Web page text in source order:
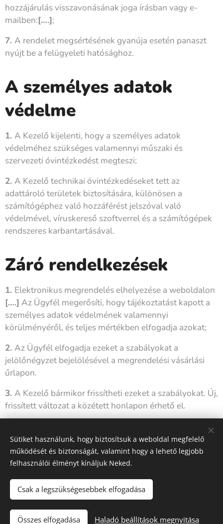
hozzájárulás visszavonásának joga írásban vagy e-
mailben:[….];
7. A rendelet megsértésének gyanúja esetén panaszt
nyújt be a felügyeleti hatósághoz.
A személyes adatok
védelme
1. A Kezelő kijelenti, hogy a személyes adatok
védelméhez szükséges valamennyi műszaki és
szervezeti óvintézkedést megteszi;
2. A Kezelő technikai óvintézkedéseket tett az
adattároló területek biztosítására, különösen a
számítógéphez való hozzáférést jelszóval való
védelmével, víruskereső szoftverrel és a számítógépek
rendszeres karbantartásával.
Záró rendelkezések
1. Elektronikus megrendelés elhelyezése a weboldalon
[….] Az Ügyfél megerősíti, hogy tájékoztatást kapott a
személyes adatok védelmének valamennyi
körülményéről, és teljes mértékben elfogadja azokat;
2. Az Ügyfél elfogadja ezeket a szabályokat a
jelölőnégyzet bejelölésével a megrendelési vásárlási
űrlapon.
3. A Kezelő bármikor frissítheti ezeket a szabályokat. Új,
frissített változat a közétett honlapon érhető el.
Kapcsolat:
7633 Pécs Szigeti út 73
info@caloricon.hu
Sütiket használunk, hogy biztosítsuk a weboldal megfelelő
működését és biztonságát, valamint hogy a lehető legjobb
felhasználói élményt kínáljuk Neked.
Csak a legszükségesebbek elfogadása
Összes elfogadása Haladó beállítások megnyitása